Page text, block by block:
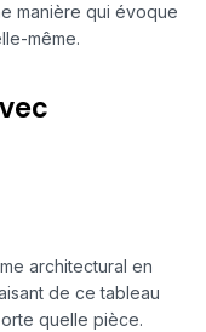
manière qui évoque
même.
architectural en
de ce tableau
quelle pièce.